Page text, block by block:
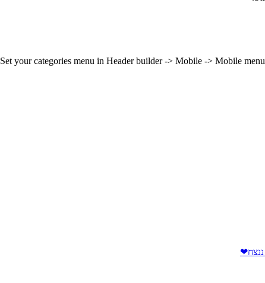
Set your categories menu in Header builder -> Mobile -> Mobile
ננצח❤